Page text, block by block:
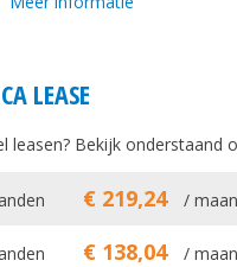
LEASE
leasen? Bekijk onderstaand
€ 219,24 /
€ 138,04 /